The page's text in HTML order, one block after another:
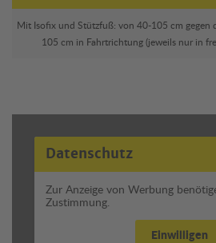
Mit Isofix und Stützfuß: von 40-105 cm gegen
105 cm in Fahrtrichtung (jeweils nur in
Datenschutz
Zur Anzeige von Werbung
Zustimmung.
Einwilligen